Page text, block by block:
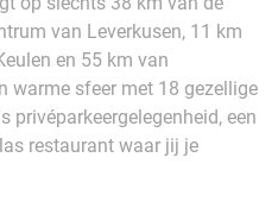
van Leverkusen, 11 km
en 55 km van
warme sfeer met 18 gezellige
privéparkeergelegenheid, een
restaurant waar jij je